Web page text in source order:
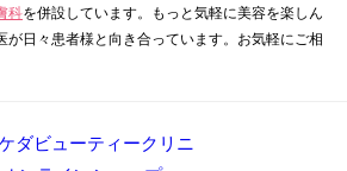
科を併設しています。もっと気軽に美容を楽しん
が日々患者様と向き合っています。お気軽にご相